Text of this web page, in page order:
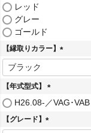
レッド
グレー
ゴールド
【縁取りカラー】
(
【年式型式】
須
H26.08-／VAG･VAB
【グレード】